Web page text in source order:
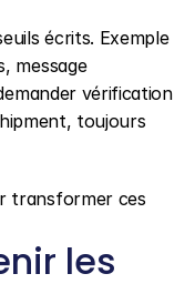
écrits. Exemple
message
vérification
toujours
transformer ces
les